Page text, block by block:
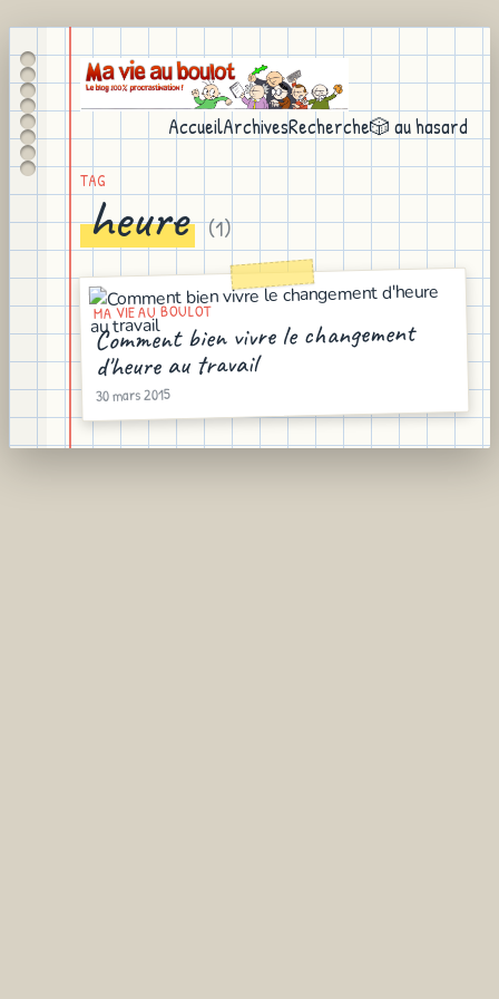
AccueilArchivesRecherche🎲 au hasard
TAG
heure (1)
MA VIE AU BOULOT
Comment bien vivre le changement
d'heure au travail
30 mars 2015